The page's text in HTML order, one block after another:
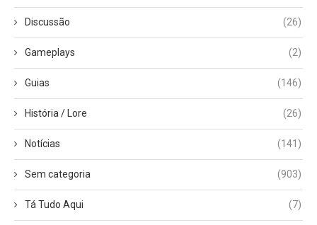
Discussão (26)
Gameplays (2)
Guias (146)
História / Lore (26)
Notícias (141)
Sem categoria (903)
Tá Tudo Aqui (7)